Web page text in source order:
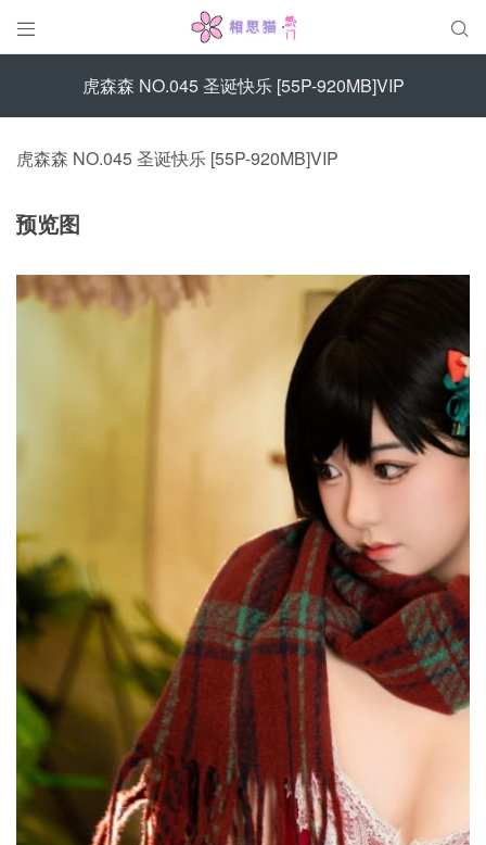
 
虎森森 NO.045 圣诞快乐 [55P-920MB]VIP
虎森森 NO.045 圣诞快乐 [55P-920MB]VIP
预览图